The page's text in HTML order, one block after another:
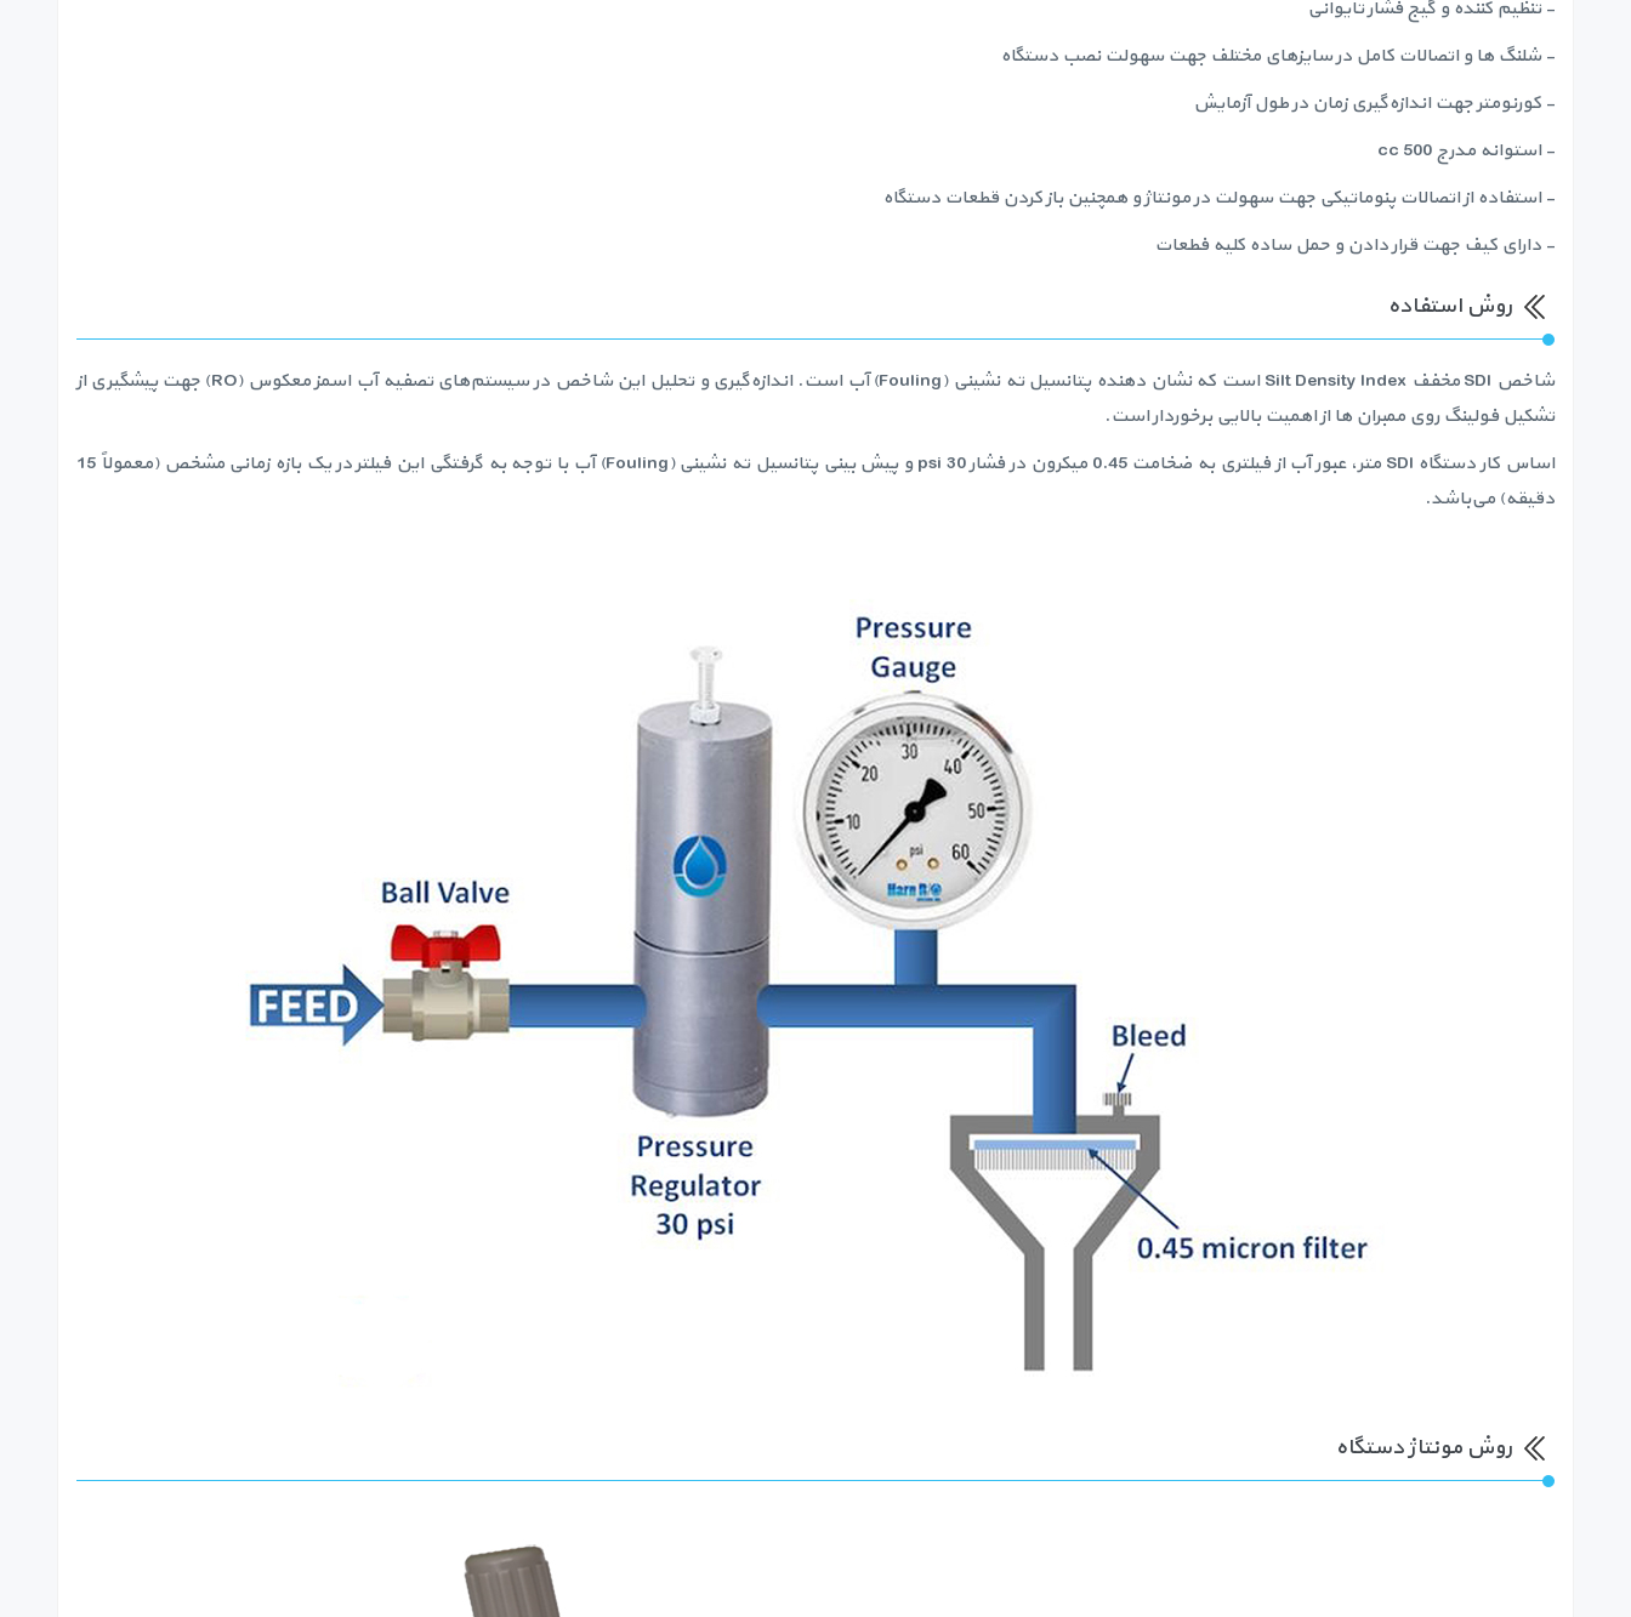
- تنظیم کننده و گیج فشار تایوانی
- شلنگ ها و اتصالات کامل در سایزهای مختلف جهت سهولت نصب دستگاه
- کورنومتر جهت اندازه‌گیری زمان در طول آزمایش
- استوانه مدرج 500 cc
- استفاده از اتصالات پنوماتیکی جهت سهولت در مونتاژ و همچنین باز کردن قطعات دستگاه
- دارای کیف جهت قرار دادن و حمل ساده کلیه فطعات
روش استفاده
شاخص SDI مخفف Silt Density Index است که نشان دهنده پتانسیل ته نشینی (Fouling) آب است. اندازه‌گیری و تحلیل این شاخص در سیستم‌های تصفیه آب اسمز معکوس (RO) جهت پیشگیری از
تشکیل فولینگ روی ممبران ها از اهمیت بالایی برخوردار است.
اساس کار دستگاه SDI متر، عبور آب از فیلتری به ضخامت 0.45 میکرون در فشار 30 psi و پیش بینی پتانسیل ته نشینی (Fouling) آب با توجه به گرفتگی این فیلتر در یک بازه زمانی مشخص (معمولاً 15
دقیقه) می‌باشد.
روش مونتاژ دستگاه